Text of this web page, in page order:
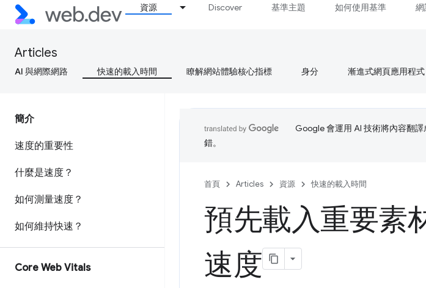
資源 Discover 基準主題 如何使用基準
Articles
AI 與網際網路 快速的載入時間 瞭解網站體驗核心指標 身分 漸進式網頁應用程式
簡介
速度的重要性
什麼是速度？
如何測量速度？
如何維持快速？
Core Web Vitals
Google 會運用 AI 技術將內容翻
錯。
首頁 Articles 資源 快速的載入時間
預先載入重要素
速度